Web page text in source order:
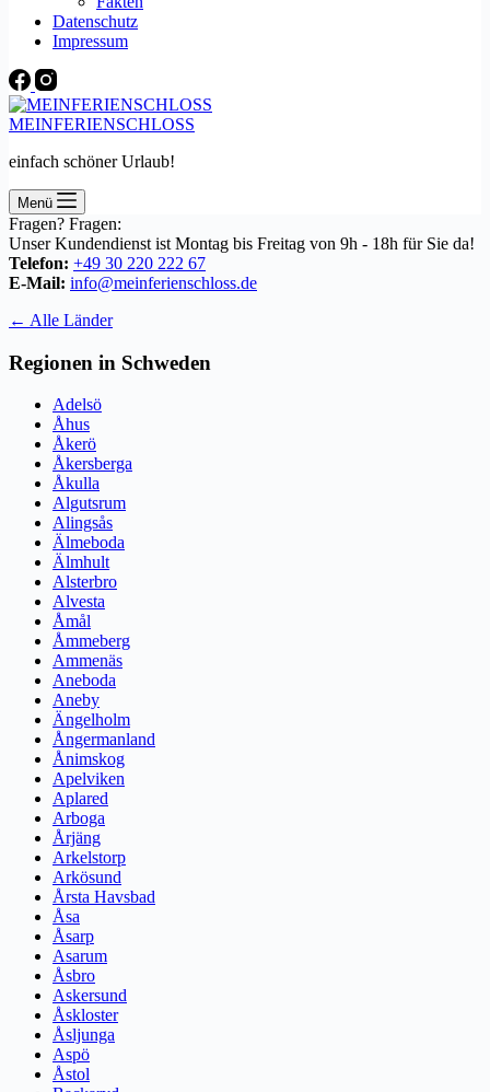
Datenschutz
Impressum
MEINFERIENSCHLOSS
einfach schöner Urlaub!
Menü
Fragen? Fragen:
Unser Kundendienst ist Montag bis Freitag von 9h - 18h für Sie da!
Telefon: +49 30 220 222 67
E-Mail: info@meinferienschloss.de
← Alle Länder
Regionen in Schweden
Adelsö
Åhus
Åkerö
Åkersberga
Åkulla
Algutsrum
Alingsås
Älmeboda
Älmhult
Alsterbro
Alvesta
Åmål
Åmmeberg
Ammenäs
Aneboda
Aneby
Ängelholm
Ångermanland
Ånimskog
Apelviken
Aplared
Arboga
Årjäng
Arkelstorp
Arkösund
Årsta Havsbad
Åsa
Åsarp
Asarum
Åsbro
Askersund
Åskloster
Åsljunga
Aspö
Åstol